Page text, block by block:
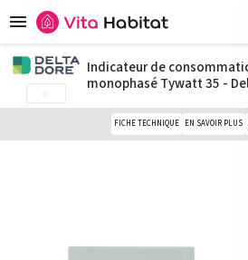

Indicateur de
monophasé Tywatt 35 -
FICHE TECHNIQUE EN SAVOIR PLUS